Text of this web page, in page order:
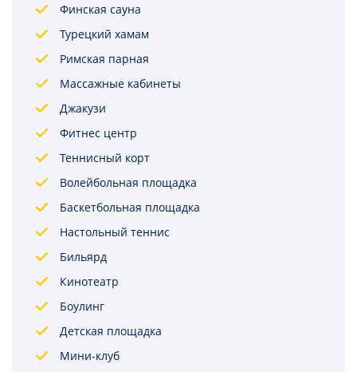
Финская сауна
Турецкий хамам
Римская парная
Массажные кабинеты
Джакузи
Фитнес центр
Теннисный корт
Волейбольная площадка
Баскетбольная площадка
Настольный теннис
Бильярд
Кинотеатр
Боулинг
Детская площадка
Мини-клуб